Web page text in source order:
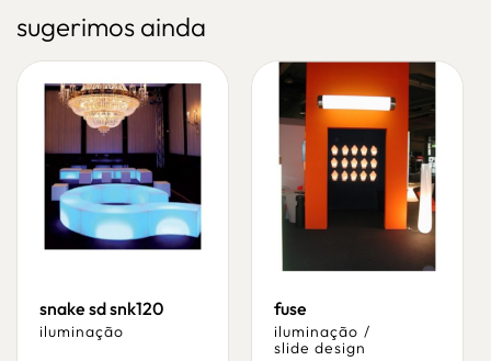
sugerimos ainda
snake sd snk120
iluminação
fuse
iluminação /
slide design